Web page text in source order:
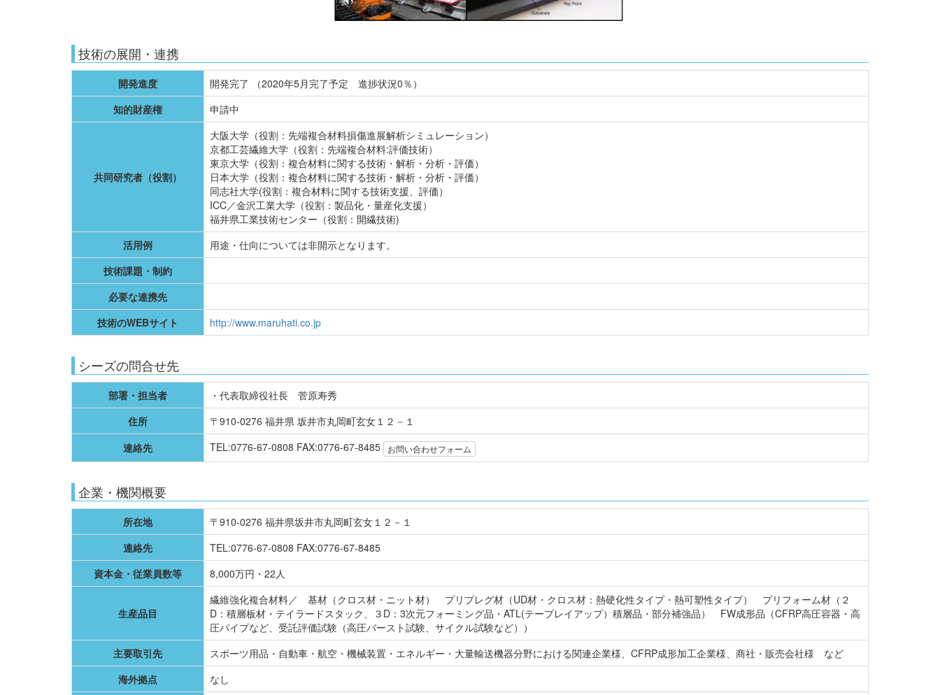
技術の展開・連携
開発進度
開発完了 （2020年5月完了予定 進捗状況0％）
知的財産権
申請中
共同研究者（役割）
大阪大学（役割：先端複合材料損傷進展解析シミュレーション）
京都工芸繊維大学（役割：先端複合材料:評価技術）
東京大学（役割：複合材料に関する技術・解析・分析・評価）
日本大学（役割：複合材料に関する技術・解析・分析・評価）
同志社大学(役割：複合材料に関する技術支援、評価）
ICC／金沢工業大学（役割：製品化・量産化支援）
福井県工業技術センター（役割：開繊技術)
活用例
用途・仕向については非開示となります。
技術課題・制約
必要な連携先
技術のWEBサイト
http://www.maruhati.co.jp
シーズの問合せ先
部署・担当者
・代表取締役社長 菅原寿秀
住所
〒910-0276 福井県 坂井市丸岡町玄女１２－１
連絡先
TEL:0776-67-0808 FAX:0776-67-8485 お問い合わせフォーム
企業・機関概要
所在地
〒910-0276 福井県坂井市丸岡町玄女１２－１
連絡先
TEL:0776-67-0808 FAX:0776-67-8485
資本金・従業員数等
8,000万円・22人
生産品目
繊維強化複合材料／ 基材（クロス材・ニット材） プリプレグ材（UD材・クロス材：熱硬化性タイプ・熱可塑性タイプ） プリフォーム材（２
D：積層板材・テイラードスタック、３D：3次元フォーミング品・ATL(テープレイアップ）積層品・部分補強品） FW成形品（CFRP高圧容器・高
圧パイプなど、受託評価試験（高圧バースト試験、サイクル試験など））
主要取引先
スポーツ用品・自動車・航空・機械装置・エネルギー・大量輸送機器分野における関連企業様、CFRP成形加工企業様、商社・販売会社様 など
海外拠点
なし